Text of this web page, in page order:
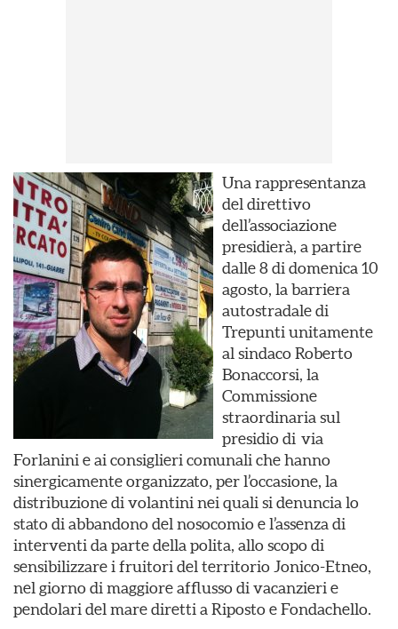
Una rappresentanza
del direttivo
dell’associazione
presidierà, a partire
dalle 8 di domenica 10
agosto, la barriera
autostradale di
Trepunti unitamente
al sindaco Roberto
Bonaccorsi, la
Commissione
straordinaria sul
presidio di via
Forlanini e ai consiglieri comunali che hanno
sinergicamente organizzato, per l’occasione, la
distribuzione di volantini nei quali si denuncia lo
stato di abbandono del nosocomio e l’assenza di
interventi da parte della polita, allo scopo di
sensibilizzare i fruitori del territorio Jonico-Etneo,
nel giorno di maggiore afflusso di vacanzieri e
pendolari del mare diretti a Riposto e Fondachello.